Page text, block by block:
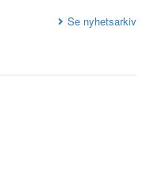
Se nyhetsarkiv